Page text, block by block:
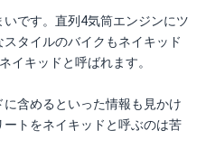
です。直列4気筒エンジンにツ
タイルのバイクもネイキッド
イキッドと呼ばれます。
含めるといった情報も見かけ
トをネイキッドと呼ぶのは苦